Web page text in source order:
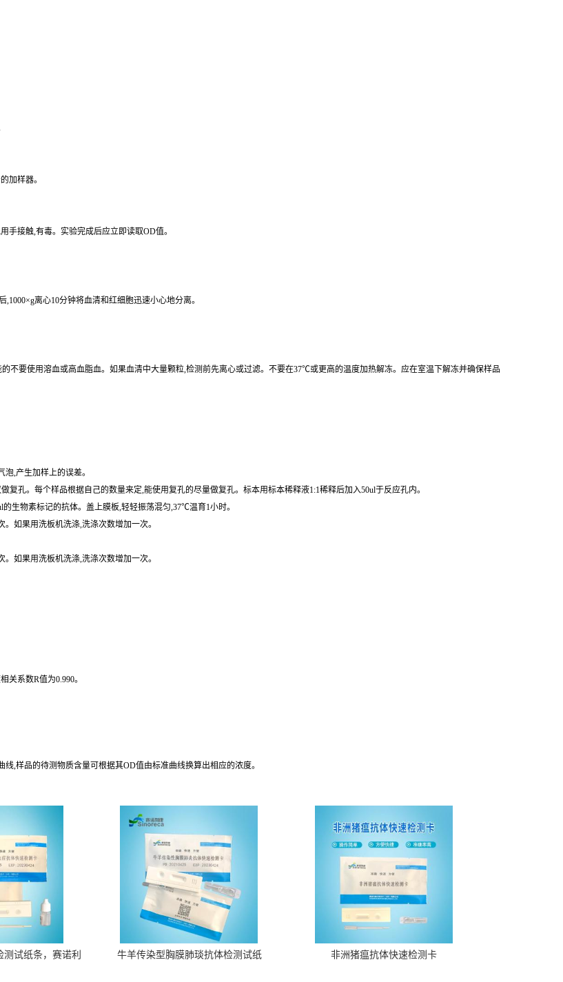
加样器。
手接触,有毒。实验完成后应立即读取OD值。
离心10分钟将血清和红细胞迅速小心地分离。
要使用溶血或高血脂血。如果血清中大量颗粒,检测前先离心或过滤。不要在37℃或更高的温度加热解冻。应在室温下解冻并确保样品
,产生加样上的误差。
孔。每个样品根据自己的数量来定,能使用复孔的尽量做复孔。标本用标本稀释液1:1稀释后加入50ul于反应孔内。
生物素标记的抗体。盖上膜板,轻轻振荡混匀,37℃温育1小时。
。如果用洗板机洗涤,洗涤次数增加一次。
如果用洗板机洗涤,洗涤次数增加一次。
关系数R值为0.990。
,样品的待测物质含量可根据其OD值由标准曲线换算出相应的浓度。
测试纸条，赛诺利
牛羊传染型胸膜肺琰抗体检测试纸 非洲猪瘟抗体快速检测卡